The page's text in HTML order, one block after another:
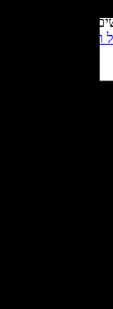
טיול
בשמורת זאיון